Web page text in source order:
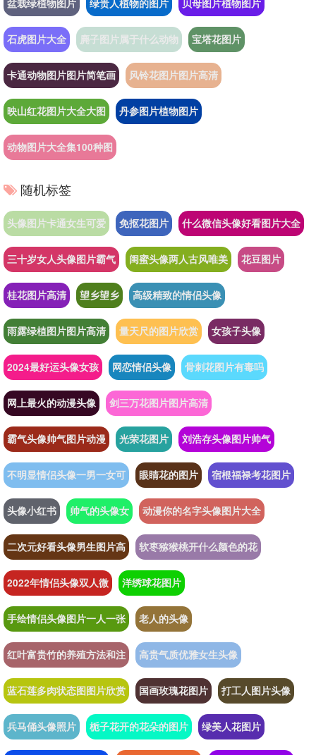
盆栽绿植物图片 绿贵人植物的图片 贝母图片植物图片
石虎图片大全 麂子图片属于什么动物 宝塔花图片
卡通动物图片图片简笔画 风铃花图片图片高清
映山红花图片大全大图 丹参图片植物图片
动物图片大全集100种图
随机标签
头像图片卡通女生可爱 免抠花图片 什么微信头像好看图片大全
三十岁女人头像图片霸气 闺蜜头像两人古风唯美 花豆图片
桂花图片高清 望乡望乡 高级精致的情侣头像
雨露绿植图片图片高清 量天尺的图片欣赏 女孩子头像
2024最好运头像女孩 网恋情侣头像 骨刺花图片有毒吗
网上最火的动漫头像 剑三万花图片图片高清
霸气头像帅气图片动漫 光荣花图片 刘浩存头像图片帅气
不明显情侣头像一男一女可 眼睛花的图片 宿根福禄考花图片
头像小红书 帅气的头像女 动漫你的名字头像图片大全
二次元好看头像男生图片高 软枣猕猴桃开什么颜色的花
2022年情侣头像双人微 洋绣球花图片
手绘情侣头像图片一人一张 老人的头像
红叶富贵竹的养殖方法和注 高贵气质优雅女生头像
蓝石莲多肉状态图图片欣赏 国画玫瑰花图片 打工人图片头像
兵马俑头像照片 栀子花开的花朵的图片 绿美人花图片